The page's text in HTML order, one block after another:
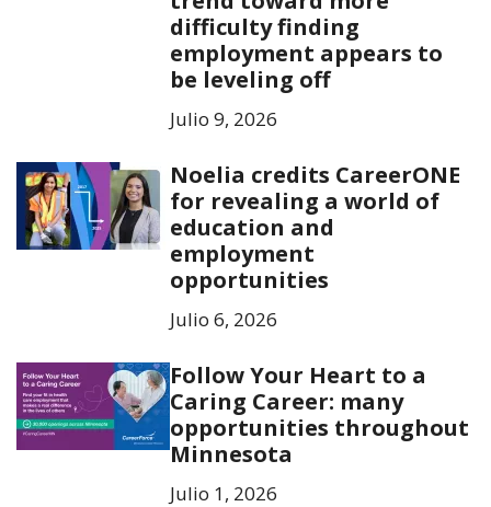
difficulty finding
employment appears to
be leveling off
Julio 9, 2026
Noelia credits CareerONE
for revealing a world of
education and
employment
opportunities
Julio 6, 2026
Follow Your Heart to a
Caring Career: many
opportunities throughout
Minnesota
Julio 1, 2026